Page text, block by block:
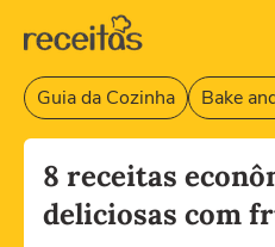
Guia da Cozinha Bake
8 receitas
deliciosas com